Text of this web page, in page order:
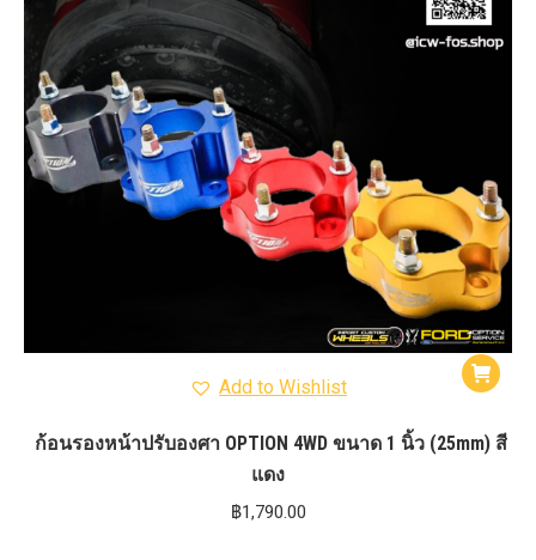
Add to Wishlist
ก้อนรองหน้าปรับองศา OPTION 4WD ขนาด 1 นิ้ว (25mm) สี
แดง
฿1,790.00